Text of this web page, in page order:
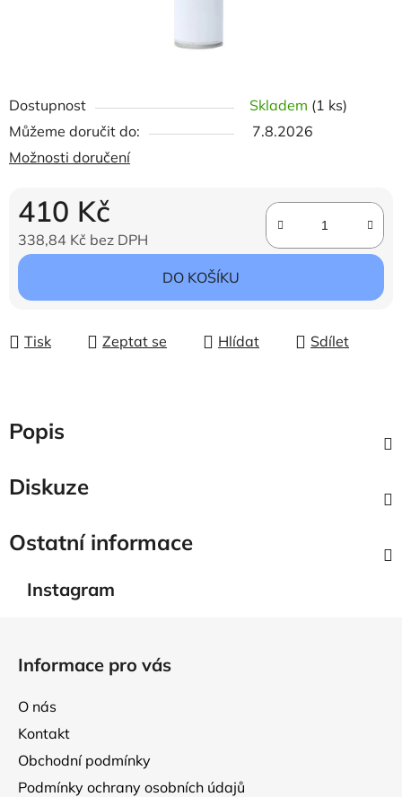
Dostupnost Skladem (1 ks)
Můžeme doručit do:
7.8.2026
Možnosti doručení
410 Kč
338,84 Kč bez DPH
Měrná cena:
DO KOŠÍKU
Tisk Zeptat se Hlídat Sdílet
Popis
Diskuze
Ostatní informace
Instagram
Informace pro vás
O nás
Kontakt
Obchodní podmínky
Podmínky ochrany osobních údajů